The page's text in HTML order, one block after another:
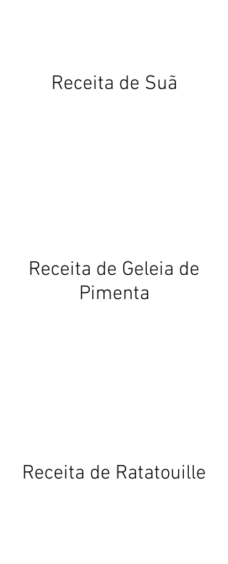
Receita de Suã
Receita de Geleia de
Pimenta
Receita de Ratatouille